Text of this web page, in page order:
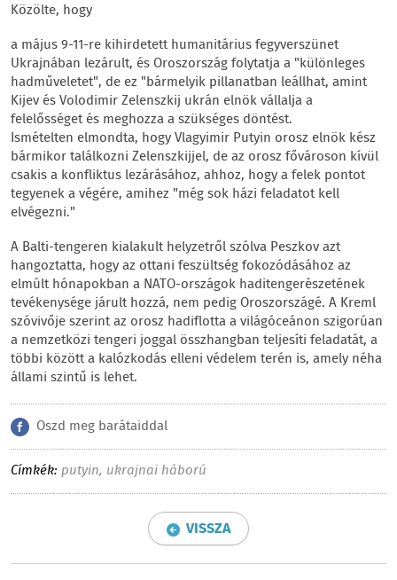
Közölte, hogy
a május 9-11-re kihirdetett humanitárius fegyverszünet
Ukrajnában lezárult, és Oroszország folytatja a "különleges
hadműveletet", de ez "bármelyik pillanatban leállhat, amint
Kijev és Volodimir Zelenszkij ukrán elnök vállalja a
felelősséget és meghozza a szükséges döntést.
Ismételten elmondta, hogy Vlagyimir Putyin orosz elnök kész
bármikor találkozni Zelenszkijjel, de az orosz fővároson kívül
csakis a konfliktus lezárásához, ahhoz, hogy a felek pontot
tegyenek a végére, amihez "még sok házi feladatot kell
elvégezni."
A Balti-tengeren kialakult helyzetről szólva Peszkov azt
hangoztatta, hogy az ottani feszültség fokozódásához az
elmúlt hónapokban a NATO-országok haditengerészetének
tevékenysége járult hozzá, nem pedig Oroszországé. A Kreml
szóvivője szerint az orosz hadiflotta a világóceánon szigorúan
a nemzetközi tengeri joggal összhangban teljesíti feladatát, a
többi között a kalózkodás elleni védelem terén is, amely néha
állami szintű is lehet.
Oszd meg barátaiddal
Címkék: putyin, ukrajnai háború
VISSZA